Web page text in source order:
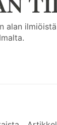
alan